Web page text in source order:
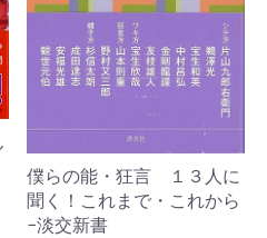
僕らの能・狂言 １３人に
聞く！これまで・これから
−淡交新書